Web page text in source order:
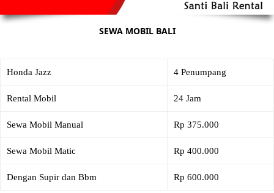
SEWA MOBIL BALI
Honda Jazz 4 Penumpang
Rental Mobil 24 Jam
Sewa Mobil Manual Rp 375.000
Sewa Mobil Matic Rp 400.000
Dengan Supir dan Bbm Rp 600.000